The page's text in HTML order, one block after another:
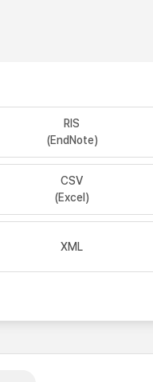
RIS
(EndNote)
CSV
(Excel)
XML